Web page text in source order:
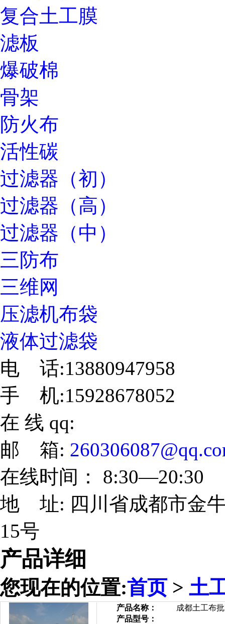
复合土工膜
滤板
爆破棉
骨架
防火布
活性碳
过滤器（初）
过滤器（高）
过滤器（中）
三防布
三维网
压滤机布袋
液体过滤袋
电 话:13880947958
手 机:15928678052
在 线 qq:
邮 箱:
在线时间： 8:30—20:30
地 址: 四川省成都市金
15号
产品详细
您现在的位置:首页> 土
产品名称：
成都土工布
产品型号：